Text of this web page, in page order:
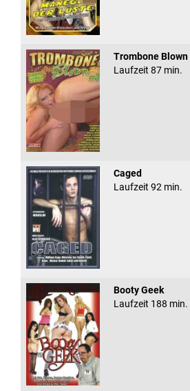
Trombone Blown
Laufzeit 87 min.
Caged
Laufzeit 92 min.
Booty Geek
Laufzeit 188 min.